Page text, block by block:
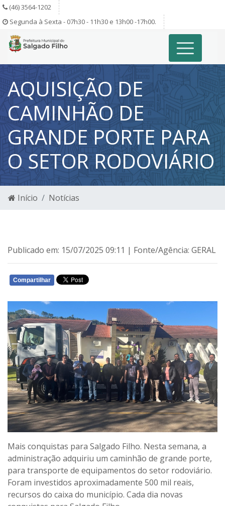
(46) 3564-1202
Segunda à Sexta - 07h30 - 11h30 e 13h00 -17h00.
AQUISIÇÃO DE
CAMINHÃO DE
GRANDE PORTE PARA
O SETOR RODOVIÁRIO
Início Notícias
Publicado em: 15/07/2025 09:11 | Fonte/Agência: GERAL
Compartilhar
Mais conquistas para Salgado Filho. Nesta semana, a
administração adquiriu um caminhão de grande porte,
para transporte de equipamentos do setor rodoviário.
Foram investidos aproximadamente 500 mil reais,
recursos do caixa do município. Cada dia novas